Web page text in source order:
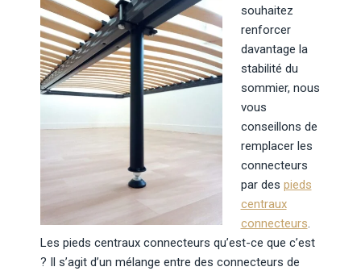
souhaitez
renforcer
davantage la
stabilité du
sommier, nous
vous
conseillons de
remplacer les
connecteurs
par des pieds
centraux
connecteurs.
Les pieds centraux connecteurs qu’est-ce que c’est
? Il s’agit d’un mélange entre des connecteurs de